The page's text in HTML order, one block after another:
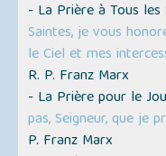
- La Prière à Tous les
Saintes, je vous
le Ciel et mes
R. P. Franz Marx
- La Prière pour le
pas, Seigneur, que je
P. Franz Marx